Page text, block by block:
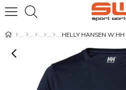
HELLY HANSEN W HH